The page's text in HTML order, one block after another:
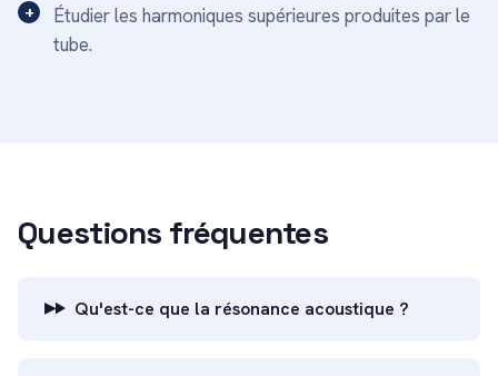
Étudier les harmoniques supérieures produites par le
tube.
Questions fréquentes
Qu'est-ce que la résonance acoustique ?